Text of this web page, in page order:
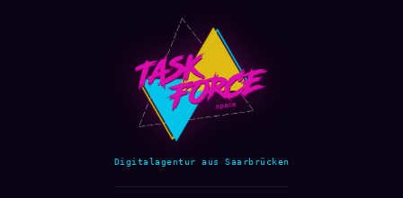
Digitalagentur aus Saarbrücken